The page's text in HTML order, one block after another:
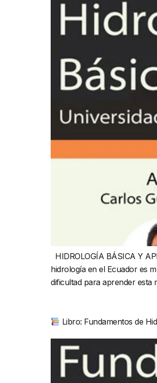
HIDROLOGÍA BÁSICA Y
hidrología en el Ecuador es
dificultad para aprender
Libro: Fundamentos de